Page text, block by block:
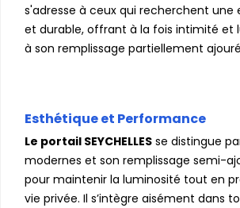
s'adresse à ceux qui recherchent une
et durable, offrant à la fois intimité et
à son remplissage partiellement
Esthétique et Performance
Le portail SEYCHELLES se distingue
modernes et son remplissage semi-
pour maintenir la luminosité tout en
vie privée. Il s’intègre aisément dans